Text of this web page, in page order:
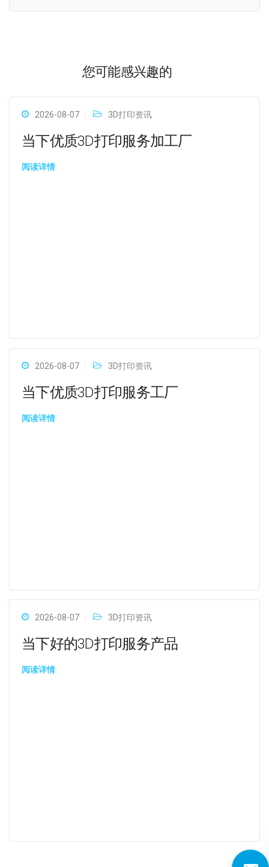
您可能感兴趣的
2026-08-07 3D打印资讯
当下优质3D打印服务加工厂
阅读详情
2026-08-07 3D打印资讯
当下优质3D打印服务工厂
阅读详情
2026-08-07 3D打印资讯
当下好的3D打印服务产品
阅读详情